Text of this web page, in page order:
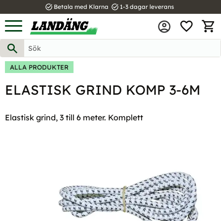
Meny
task_alt Betala med Klarna task_alt 1-3 dagar leverans
ALLA PRODUKTER
ELASTISK GRIND KOMP 3-6M
Elastisk grind, 3 till 6 meter. Komplett